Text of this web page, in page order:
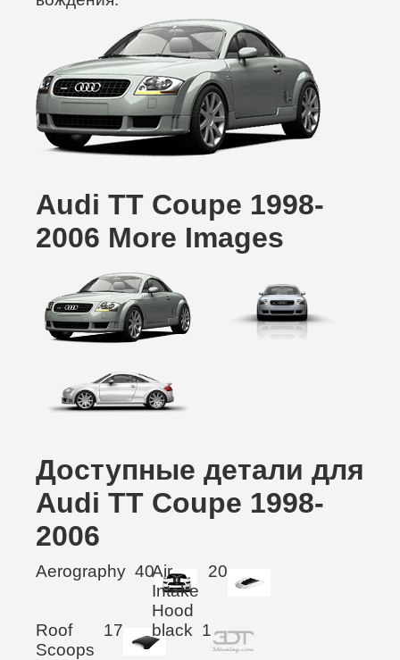
Audi TT Coupe 1998-
2006 More Images
Доступные детали для
Audi TT Coupe 1998-
2006
Aerography 40Air
Intake
Hood
20
Roof
Scoops
17 black 1